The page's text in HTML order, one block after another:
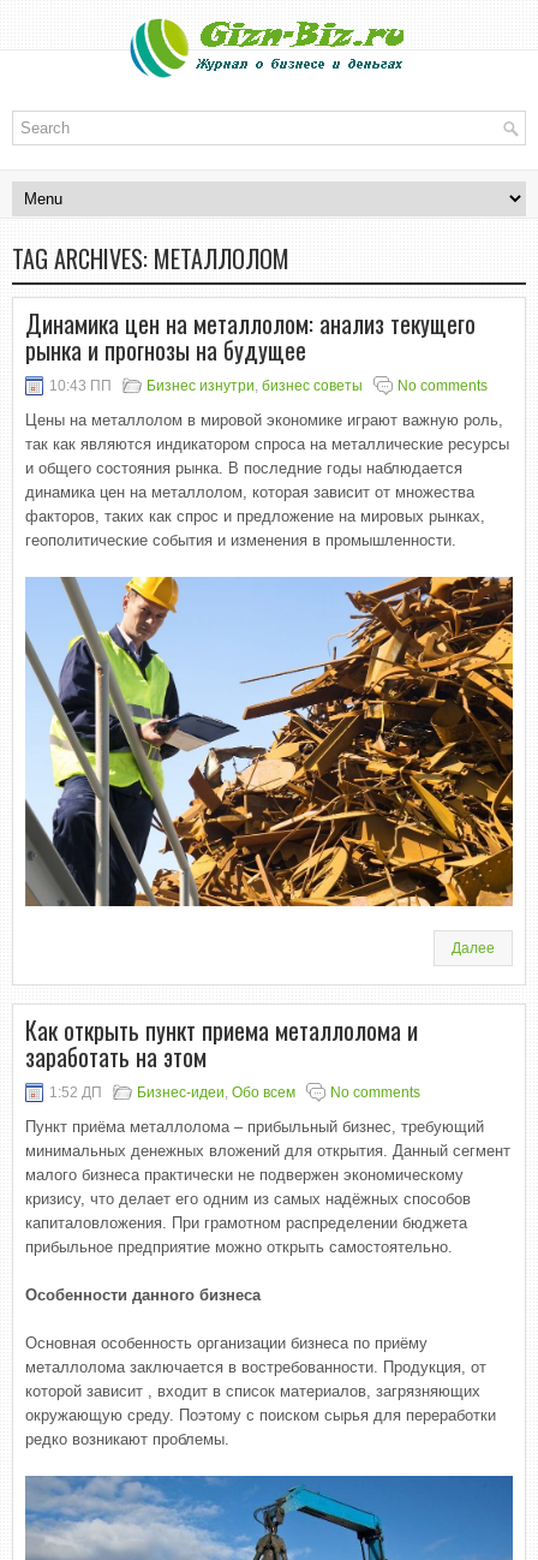
TAG ARCHIVES: МЕТАЛЛОЛОМ
Динамика цен на металлолом: анализ текущего
рынка и прогнозы на будущее
10:43 ПП Бизнес изнутри, бизнес советы No comments
Цены на металлолом в мировой экономике играют важную роль,
так как являются индикатором спроса на металлические ресурсы
и общего состояния рынка. В последние годы наблюдается
динамика цен на металлолом, которая зависит от множества
факторов, таких как спрос и предложение на мировых рынках,
геополитические события и изменения в промышленности.
Далее
Как открыть пункт приема металлолома и
заработать на этом
1:52 ДП Бизнес-идеи, Обо всем No comments
Пункт приёма металлолома – прибыльный бизнес, требующий
минимальных денежных вложений для открытия. Данный сегмент
малого бизнеса практически не подвержен экономическому
кризису, что делает его одним из самых надёжных способов
капиталовложения. При грамотном распределении бюджета
прибыльное предприятие можно открыть самостоятельно.
Особенности данного бизнеса
Основная особенность организации бизнеса по приёму
металлолома заключается в востребованности. Продукция, от
которой зависит , входит в список материалов, загрязняющих
окружающую среду. Поэтому с поиском сырья для переработки
редко возникают проблемы.